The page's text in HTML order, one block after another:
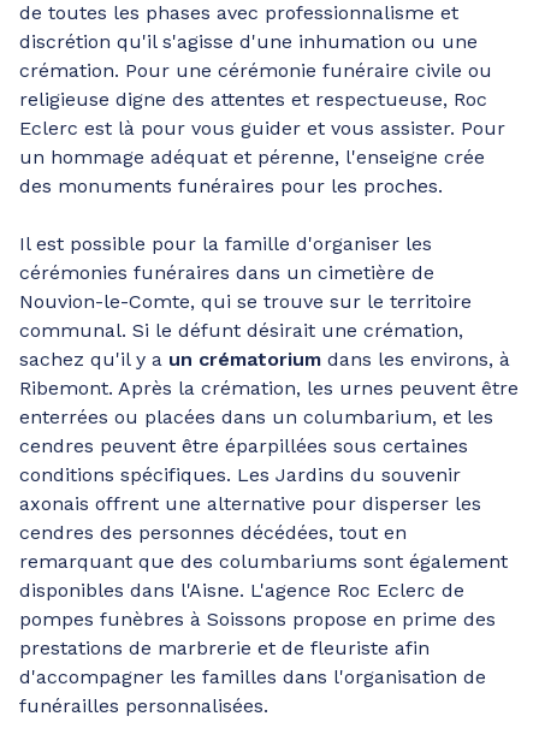
de toutes les phases avec professionnalisme et
discrétion qu'il s'agisse d'une inhumation ou une
crémation. Pour une cérémonie funéraire civile ou
religieuse digne des attentes et respectueuse, Roc
Eclerc est là pour vous guider et vous assister. Pour
un hommage adéquat et pérenne, l'enseigne crée
des monuments funéraires pour les proches.
Il est possible pour la famille d'organiser les
cérémonies funéraires dans un cimetière de
Nouvion-le-Comte, qui se trouve sur le territoire
communal. Si le défunt désirait une crémation,
sachez qu'il y a un crématorium dans les environs, à
Ribemont. Après la crémation, les urnes peuvent être
enterrées ou placées dans un columbarium, et les
cendres peuvent être éparpillées sous certaines
conditions spécifiques. Les Jardins du souvenir
axonais offrent une alternative pour disperser les
cendres des personnes décédées, tout en
remarquant que des columbariums sont également
disponibles dans l'Aisne. L'agence Roc Eclerc de
pompes funèbres à Soissons propose en prime des
prestations de marbrerie et de fleuriste afin
d'accompagner les familles dans l'organisation de
funérailles personnalisées.